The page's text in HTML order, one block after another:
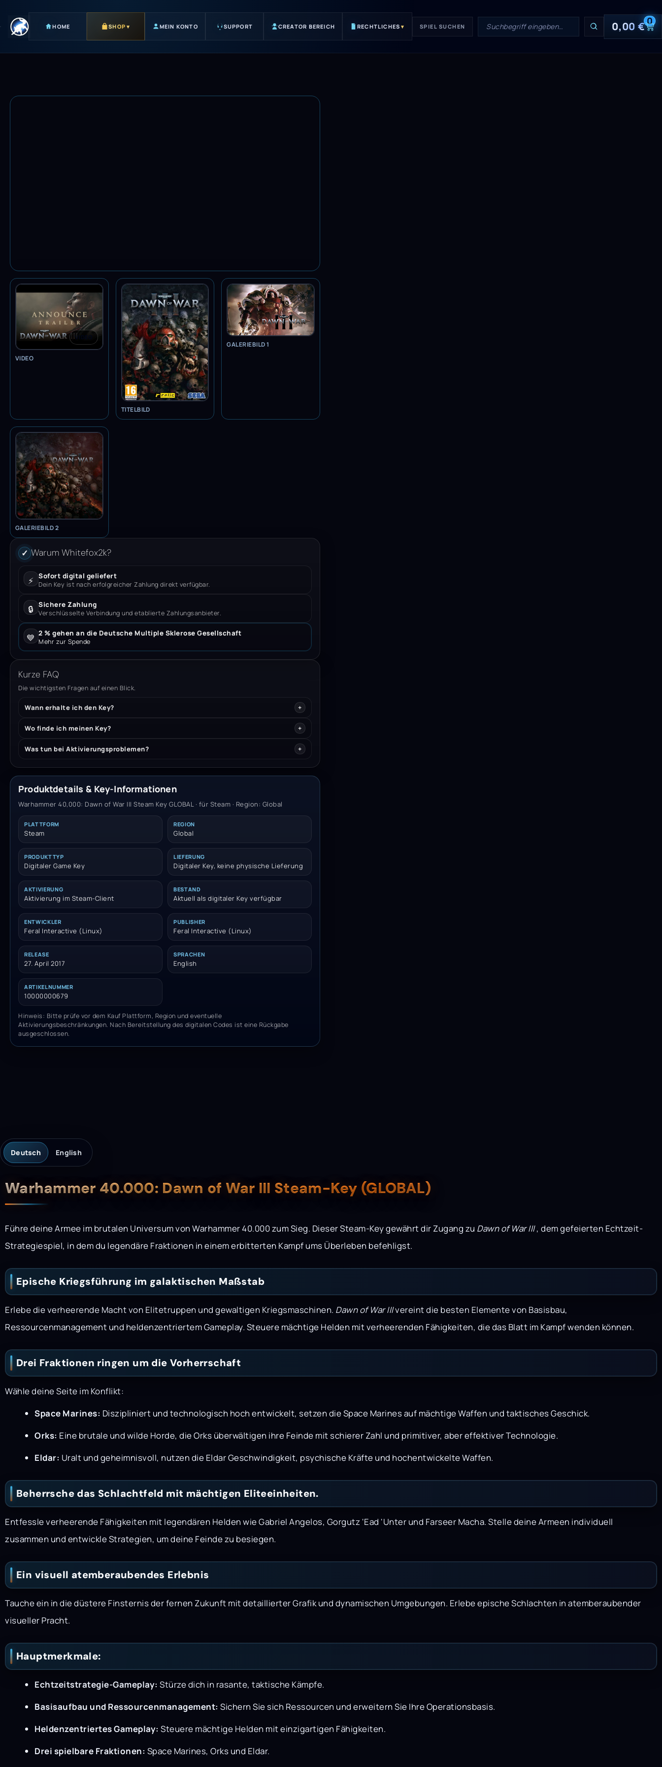
HOME SHOP ▾ MEIN KONTO SUPPORT CREATOR BEREICH RECHTLICHES ▾ SPIEL SUCHEN 0,00€0
VIDEO
VIDEO
TITELBILD
GALERIEBILD 1
GALERIEBILD 2
✓ Warum Whitefox2k?
⚡ Sofort digital geliefert
Dein Key ist nach erfolgreicher Zahlung direkt verfügbar.
🔒 Sichere Zahlung
Verschlüsselte Verbindung und etablierte Zahlungsanbieter.
💙 2 % gehen an die Deutsche Multiple Sklerose Gesellschaft
Mehr zur Spende
Kurze FAQ
Die wichtigsten Fragen auf einen Blick.
Wann erhalte ich den Key?
Wo finde ich meinen Key?
Was tun bei Aktivierungsproblemen?
Produktdetails & Key-Informationen
Warhammer 40,000: Dawn of War III Steam Key GLOBAL · für Steam · Region: Global
PLATTFORM
Steam
REGION
Global
PRODUKTTYP
Digitaler Game Key
LIEFERUNG
Digitaler Key, keine physische Lieferung
AKTIVIERUNG
Aktivierung im Steam-Client
BESTAND
Aktuell als digitaler Key verfügbar
ENTWICKLER
Feral Interactive (Linux)
PUBLISHER
Feral Interactive (Linux)
RELEASE
27. April 2017
SPRACHEN
English
ARTIKELNUMMER
10000000679
Hinweis: Bitte prüfe vor dem Kauf Plattform, Region und eventuelle
Aktivierungsbeschränkungen. Nach Bereitstellung des digitalen Codes ist eine Rückgabe
ausgeschlossen.
Deutsch English
Beschreibung
Warhammer 40.000: Dawn of War III Steam-Key (GLOBAL)
Führe deine Armee im brutalen Universum von Warhammer 40.000 zum Sieg. Dieser Steam-Key gewährt dir Zugang zu Dawn of War III, dem gefeierten Echtzeit-
Strategiespiel, in dem du legendäre Fraktionen in einem erbitterten Kampf ums Überleben befehligst.
Epische Kriegsführung im galaktischen Maßstab
Erlebe die verheerende Macht von Elitetruppen und gewaltigen Kriegsmaschinen. Dawn of War IIIvereint die besten Elemente von Basisbau,
Ressourcenmanagement und heldenzentriertem Gameplay. Steuere mächtige Helden mit verheerenden Fähigkeiten, die das Blatt im Kampf wenden können.
Drei Fraktionen ringen um die Vorherrschaft
Wähle deine Seite im Konflikt:
Space Marines: Diszipliniert und technologisch hoch entwickelt, setzen die Space Marines auf mächtige Waffen und taktisches Geschick.
Orks: Eine brutale und wilde Horde, die Orks überwältigen ihre Feinde mit schierer Zahl und primitiver, aber effektiver Technologie.
Eldar: Uralt und geheimnisvoll, nutzen die Eldar Geschwindigkeit, psychische Kräfte und hochentwickelte Waffen.
Beherrsche das Schlachtfeld mit mächtigen Eliteeinheiten.
Entfessle verheerende Fähigkeiten mit legendären Helden wie Gabriel Angelos, Gorgutz 'Ead 'Unter und Farseer Macha. Stelle deine Armeen individuell
zusammen und entwickle Strategien, um deine Feinde zu besiegen.
Ein visuell atemberaubendes Erlebnis
Tauche ein in die düstere Finsternis der fernen Zukunft mit detaillierter Grafik und dynamischen Umgebungen. Erlebe epische Schlachten in atemberaubender
visueller Pracht.
Hauptmerkmale:
Echtzeitstrategie-Gameplay: Stürze dich in rasante, taktische Kämpfe.
Basisaufbau und Ressourcenmanagement: Sichern Sie sich Ressourcen und erweitern Sie Ihre Operationsbasis.
Heldenzentriertes Gameplay: Steuere mächtige Helden mit einzigartigen Fähigkeiten.
Drei spielbare Fraktionen: Space Marines, Orks und Eldar.